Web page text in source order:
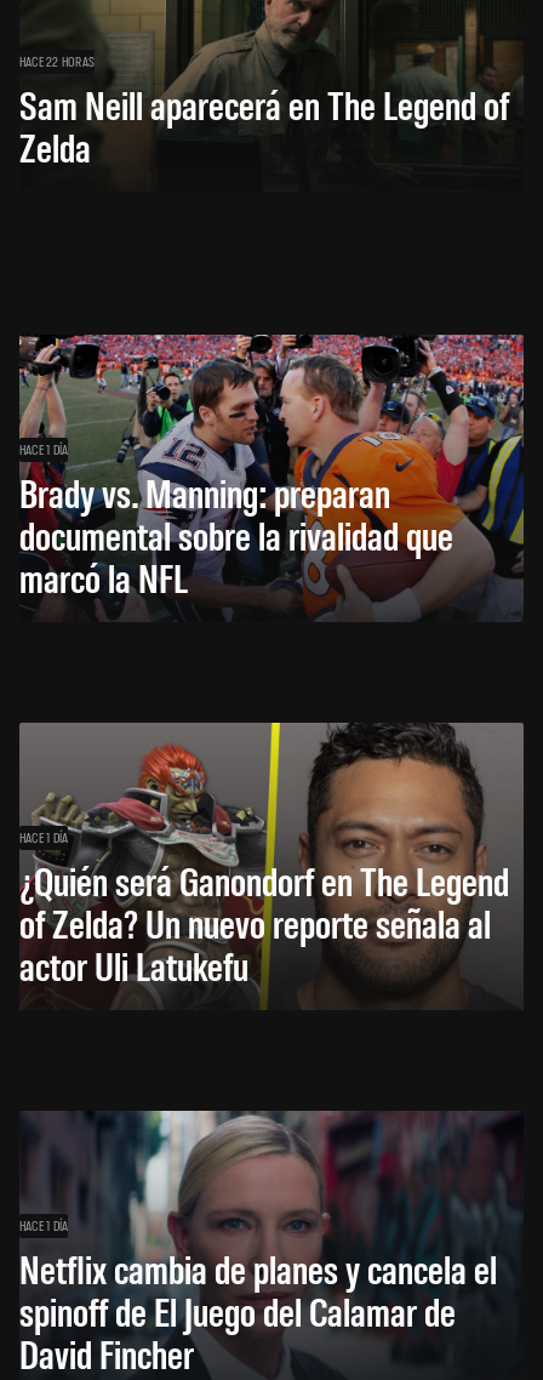
HACE 22 HORAS
Sam Neill aparecerá en The Legend of
Zelda
HACE 1 DÍA
Brady vs. Manning: preparan
documental sobre la rivalidad que
marcó la NFL
HACE 1 DÍA
¿Quién será Ganondorf en The Legend
of Zelda? Un nuevo reporte señala al
actor Uli Latukefu
HACE 1 DÍA
Netflix cambia de planes y cancela el
spinoff de El Juego del Calamar de
David Fincher